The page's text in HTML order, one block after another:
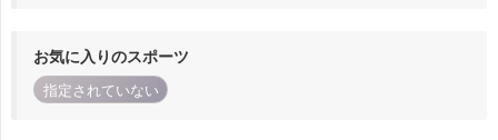
お気に入りのスポーツ
指定されていない